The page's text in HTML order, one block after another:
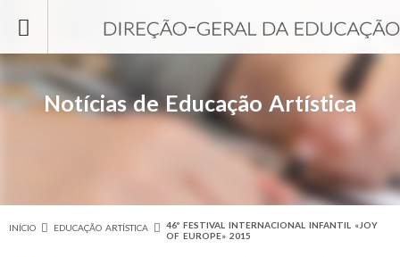
Notícias de Educação Artística
Está aqui
INÍCIO EDUCAÇÃO ARTÍSTICA
46º FESTIVAL INTERNACIONAL INFANTIL «JOY
OF EUROPE» 2015